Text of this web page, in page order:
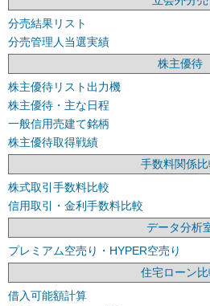
分売結果リスト
分売管理人当選実績
株主優待
株主優待リスト出力機
株主優待・主な日程
一般信用売建て銘柄
株主優待取得戦績
手数料関係比
株式取引手数料比較
信用取引・金利手数料比較
データ分析
プレミアム空売り・HYPER空売り
住宅ローン比
借入可能額計算